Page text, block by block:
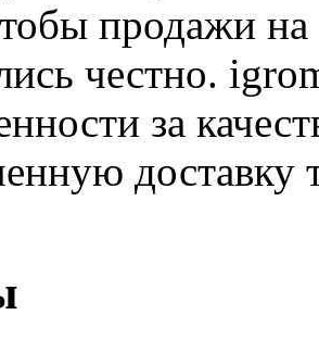
продажи
честно.
за
доставку